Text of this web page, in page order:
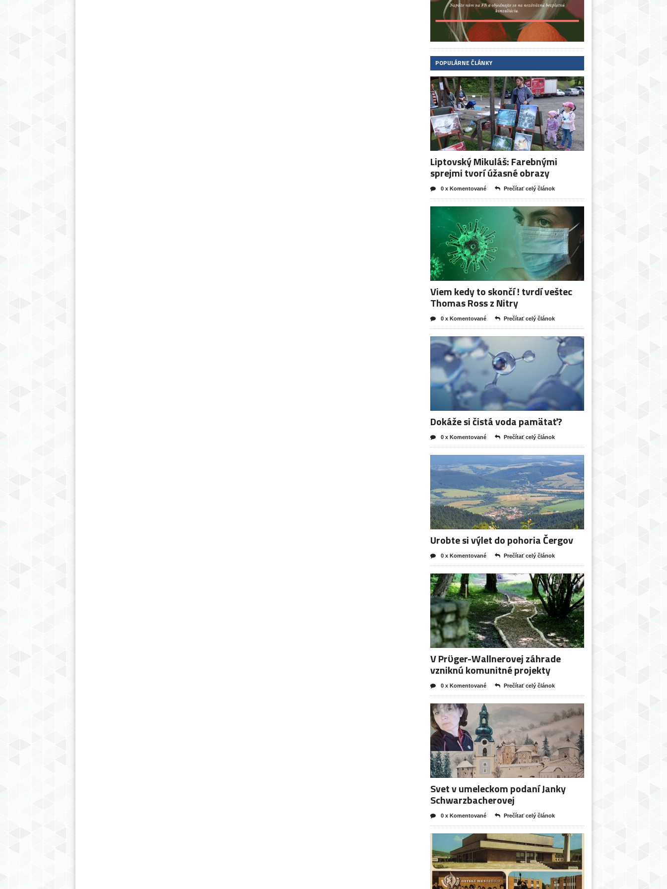
POPULÁRNE ČLÁNKY
Liptovský Mikuláš: Farebnými
sprejmi tvorí úžasné obrazy
0 x Komentované Prečítať celý článok
Viem kedy to skončí ! tvrdí veštec
Thomas Ross z Nitry
0 x Komentované Prečítať celý článok
Dokáže si čistá voda pamätať?
0 x Komentované Prečítať celý článok
Urobte si výlet do pohoria Čergov
0 x Komentované Prečítať celý článok
V Prϋger-Wallnerovej záhrade
vzniknú komunitné projekty
0 x Komentované Prečítať celý článok
Svet v umeleckom podaní Janky
Schwarzbacherovej
0 x Komentované Prečítať celý článok